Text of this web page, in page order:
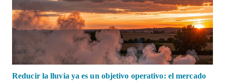
Reducir la lluvia ya es un objetivo operativo: el mercado